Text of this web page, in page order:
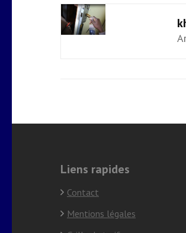
Liens rapides
Contact
Mentions légales